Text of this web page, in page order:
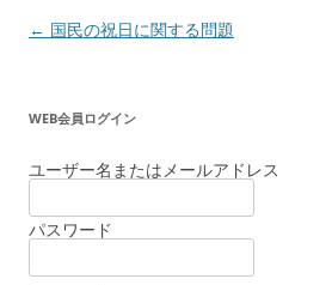
投
ビ
ゲ
シ
← 国民の祝日に関する問題
WEB会員ログイン
ユーザー名またはメールアドレス
パスワード